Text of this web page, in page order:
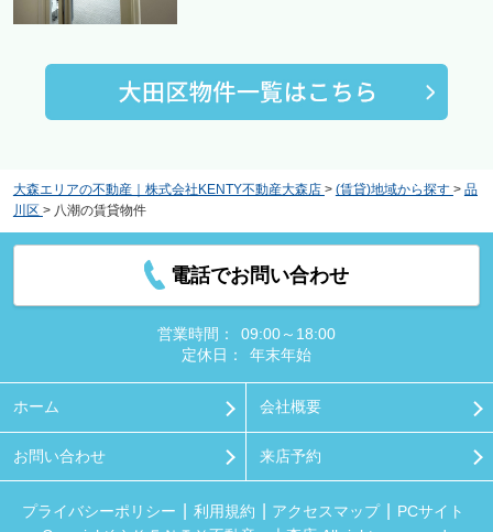
大森エリアの不動産｜株式会社KENTY不動産大森店 > (賃貸)地域から探す > 品
川区 > 八潮の賃貸物件
電話でお問い合わせ
営業時間：
09:00～18:00
定休日：
年末年始
ホーム 会社概要
お問い合わせ 来店予約
プライバシーポリシー 利用規約 アクセスマップ
PCサイト